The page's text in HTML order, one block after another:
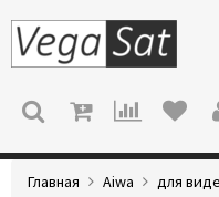
МЕНЮ
Главная Aiwa для